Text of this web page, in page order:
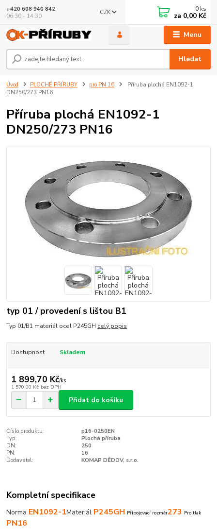
Menu
CZK
Hledat
+420 608 940 842
06:30 - 14:30
0 ks
za 0,00 Kč
Úvod PLOCHÉ PŘÍRUBY pro PN 16
Příruba plochá EN1092-1
DN250/273 PN16
Příruba plochá EN1092-1
DN250/273 PN16
typ 01 / provedení s lištou B1
Typ 01/B1 materiál ocel P245GH celý popis
Dostupnost Skladem
1 899,70 Kč/ks
1 570,00 Kč bez DPH
Přidat do košíku
Číslo produktu:
p16-0250EN
Typ:
Plochá příruba
DN:
250
PN:
16
Dodavatel:
KOMAP DĚDOV, s.r.o.
Kompletní specifikace
Norma EN1092-1Materiál P245GH Připojovací rozměr273 Pro tlak
PN16